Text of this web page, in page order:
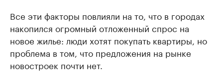
Все эти факторы повлияли на то, что в городах
накопился огромный отложенный спрос на
новое жилье: люди хотят покупать квартиры, но
проблема в том, что предложения на рынке
новостроек почти нет.